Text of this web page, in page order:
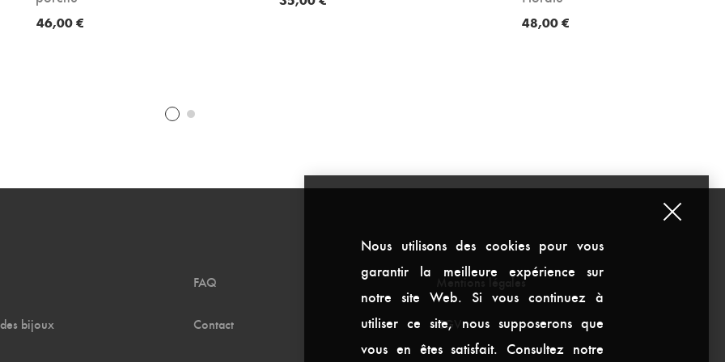
46,00€ 48,00€
bijoux
FAQ
Contact
Mentions légales
CGV
Nous utilisons des cookies pour vous
garantir la meilleure expérience sur
notre site Web. Si vous continuez à
utiliser ce site, nous supposerons que
vous en êtes satisfait. Consultez notre